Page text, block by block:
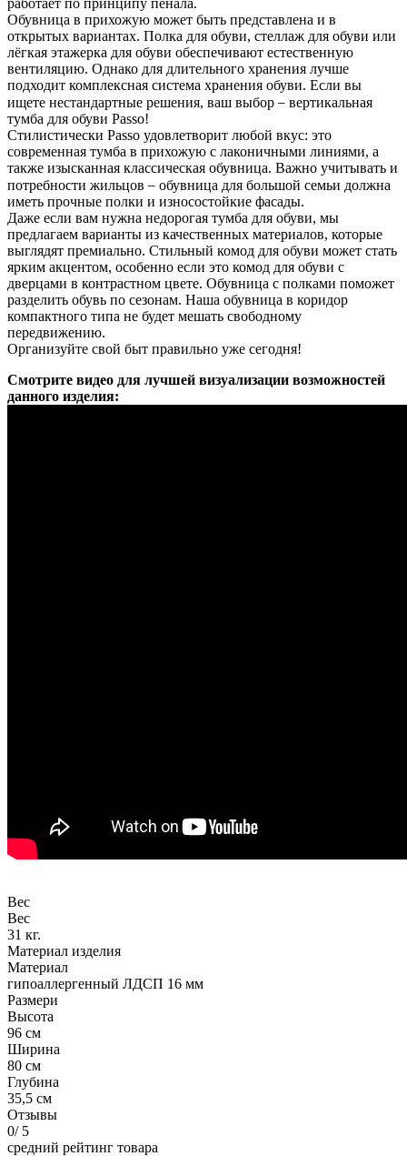
Обувница в прихожую может быть представлена и в
открытых вариантах. Полка для обуви, стеллаж для обуви или
лёгкая этажерка для обуви обеспечивают естественную
вентиляцию. Однако для длительного хранения лучше
подходит комплексная система хранения обуви. Если вы
ищете нестандартные решения, ваш выбор – вертикальная
тумба для обуви Passo!
Стилистически Passo удовлетворит любой вкус: это
современная тумба в прихожую с лаконичными линиями, а
также изысканная классическая обувница. Важно учитывать и
потребности жильцов – обувница для большой семьи должна
иметь прочные полки и износостойкие фасады.
Даже если вам нужна недорогая тумба для обуви, мы
предлагаем варианты из качественных материалов, которые
выглядят премиально. Стильный комод для обуви может стать
ярким акцентом, особенно если это комод для обуви с
дверцами в контрастном цвете. Обувница с полками поможет
разделить обувь по сезонам. Наша обувница в коридор
компактного типа не будет мешать свободному
передвижению.
Организуйте свой быт правильно уже сегодня!
Смотрите видео для лучшей визуализации возможностей
данного изделия:
Вес
Вес
31 кг.
Материал изделия
Материал
гипоаллергенный ЛДСП 16 мм
Размери
Высота
96 см
Ширина
80 см
Глубина
35,5 см
Отзывы
0/ 5
средний рейтинг товара